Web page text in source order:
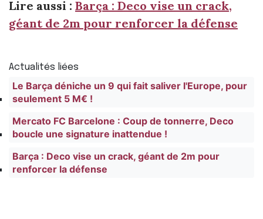
Lire aussi : Barça : Deco vise un crack,
géant de 2m pour renforcer la défense
Actualités liées
Le Barça déniche un 9 qui fait saliver l'Europe, pour
seulement 5 M€ !
Mercato FC Barcelone : Coup de tonnerre, Deco
boucle une signature inattendue !
Barça : Deco vise un crack, géant de 2m pour
renforcer la défense